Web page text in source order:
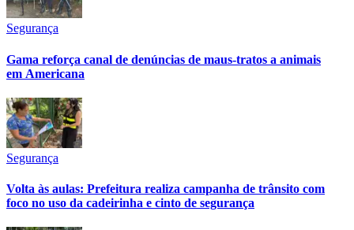
Bahia
Segurança
Gama reforça canal de denúncias de maus-tratos a animais
em Americana
Segurança
Volta às aulas: Prefeitura realiza campanha de trânsito com
foco no uso da cadeirinha e cinto de segurança